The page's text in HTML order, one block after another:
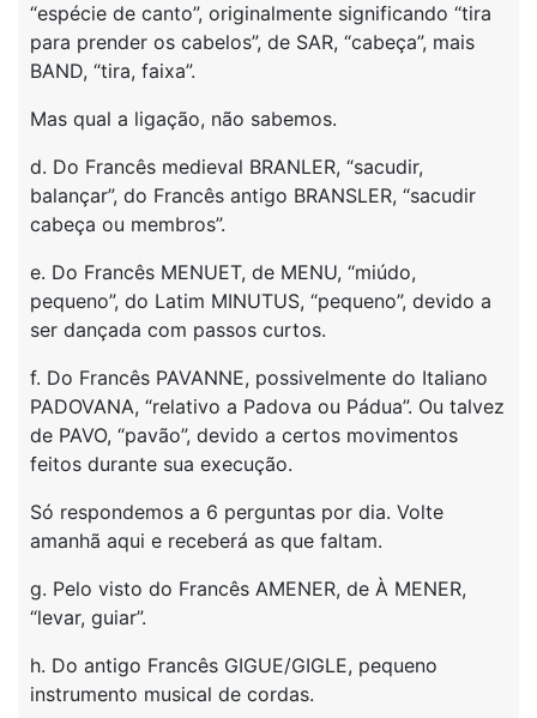
“espécie de canto”, originalmente significando “tira
para prender os cabelos”, de SAR, “cabeça”, mais
BAND, “tira, faixa”.
Mas qual a ligação, não sabemos.
d. Do Francês medieval BRANLER, “sacudir,
balançar”, do Francês antigo BRANSLER, “sacudir
cabeça ou membros”.
e. Do Francês MENUET, de MENU, “miúdo,
pequeno”, do Latim MINUTUS, “pequeno”, devido a
ser dançada com passos curtos.
f. Do Francês PAVANNE, possivelmente do Italiano
PADOVANA, “relativo a Padova ou Pádua”. Ou talvez
de PAVO, “pavão”, devido a certos movimentos
feitos durante sua execução.
Só respondemos a 6 perguntas por dia. Volte
amanhã aqui e receberá as que faltam.
g. Pelo visto do Francês AMENER, de À MENER,
“levar, guiar”.
h. Do antigo Francês GIGUE/GIGLE, pequeno
instrumento musical de cordas.